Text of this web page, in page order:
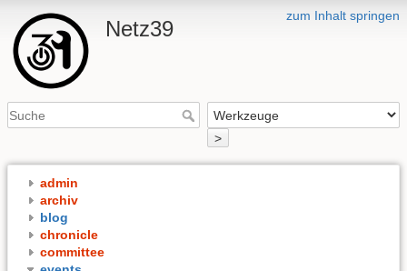
zum Inhalt springen
Netz39
>
admin
archiv
blog
chronicle
committee